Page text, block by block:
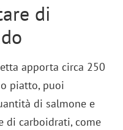
di
apporta circa 250
piatto, puoi
di salmone e
di carboidrati, come